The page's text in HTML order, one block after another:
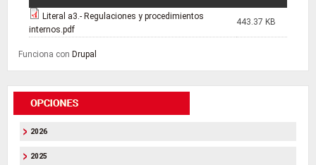
Literal a3.- Regulaciones y procedimientos
internos.pdf
443.37 KB
Funciona con Drupal
2026
2025